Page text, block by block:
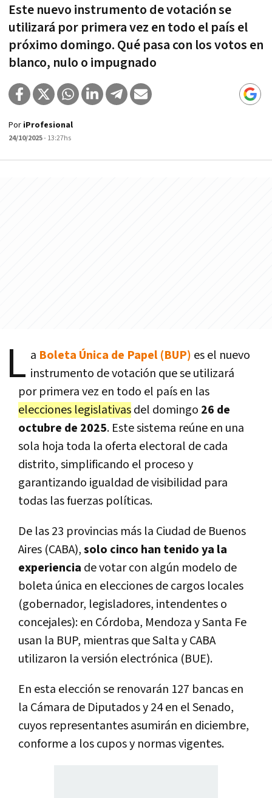
Este nuevo instrumento de votación se
utilizará por primera vez en todo el país el
próximo domingo. Qué pasa con los votos en
blanco, nulo o impugnado
Por iProfesional
24/10/2025- 13:27hs
L a Boleta Única de Papel (BUP) es el nuevo
instrumento de votación que se utilizará
por primera vez en todo el país en las
elecciones legislativasdel domingo 26 de
octubre de 2025. Este sistema reúne en una
sola hoja toda la oferta electoral de cada
distrito, simplificando el proceso y
garantizando igualdad de visibilidad para
todas las fuerzas políticas.
De las 23 provincias más la Ciudad de Buenos
Aires (CABA),solo cinco han tenido ya la
experiencia de votar con algún modelo de
boleta única en elecciones de cargos locales
(gobernador, legisladores, intendentes o
concejales): en Córdoba, Mendoza y Santa Fe
usan la BUP, mientras que Salta y CABA
utilizaron la versión electrónica (BUE).
En esta elección se renovarán 127 bancas en
la Cámara de Diputados y 24 en el Senado,
cuyos representantes asumirán en diciembre,
conforme a los cupos y normas vigentes.